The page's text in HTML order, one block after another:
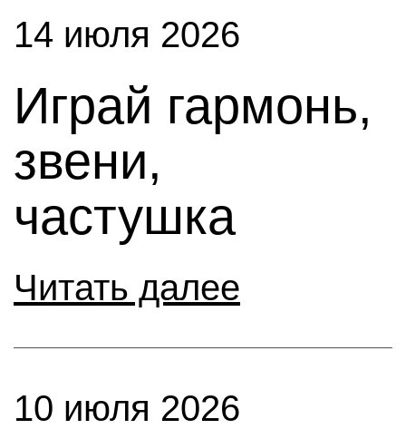
14 июля 2026
Играй гармонь,
звени,
частушка
Читать далее
10 июля 2026